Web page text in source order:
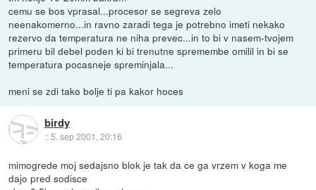
cemu se bos vprasal...procesor se segreva zelo
neenakomerno...in ravno zaradi tega je potrebno imeti nekako
rezervo da temperatura ne niha prevec...in to bi v nasem-tvojem
primeru bil debel poden ki bi trenutne spremembe omilil in bi se
temperatura pocasneje spreminjala...
meni se zdi tako bolje ti pa kakor hoces
birdy
::5. sep 2001, 20:16
mimogrede moj sedajsno blok je tak da ce ga vrzem v koga me
dajo pred sodisce